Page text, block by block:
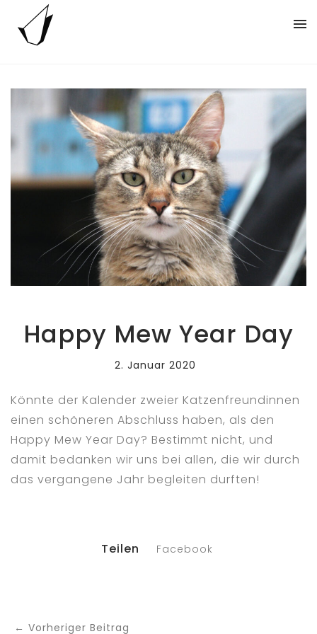
Happy Mew Year Day
2. Januar 2020
Könnte der Kalender zweier Katzenfreundinnen
einen schöneren Abschluss haben, als den
Happy Mew Year Day? Bestimmt nicht, und
damit bedanken wir uns bei allen, die wir durch
das vergangene Jahr begleiten durften!
Teilen Facebook
← Vorheriger Beitrag